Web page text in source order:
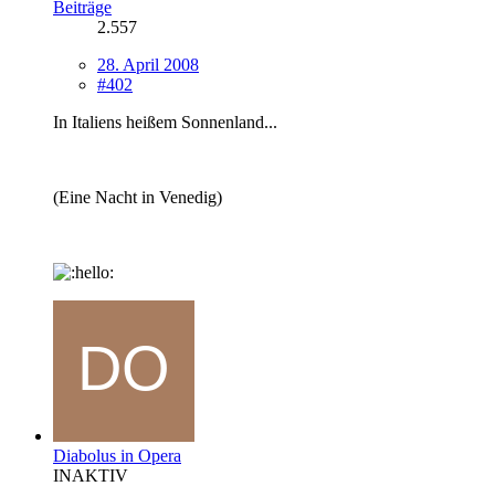
Beiträge
2.557
28. April 2008
#402
In Italiens heißem Sonnenland...
(Eine Nacht in Venedig)
Diabolus in Opera
INAKTIV